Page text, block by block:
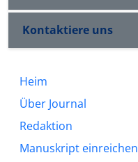
Kontaktiere uns
Heim
Über Journal
Redaktion
Manuskript einreichen